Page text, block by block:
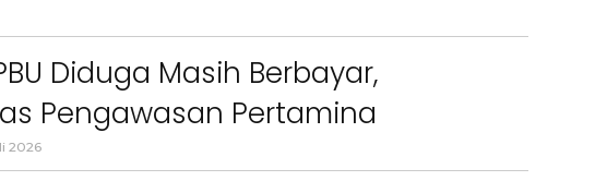
Diduga Masih Berbayar,
Pengawasan Pertamina
2026